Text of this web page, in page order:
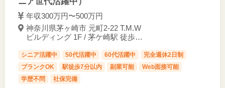
年収300万円〜500万円
神奈川県茅ヶ崎市 元町2-22 T.M.W
ビルディング 1F / 茅ケ崎駅 徒歩1
シニア活躍中 50代活躍中 60代活躍中
完全週休2日制
ブランクOK
駅徒歩7分以内 副業可能
Web面接可能
学歴不問
社保完備